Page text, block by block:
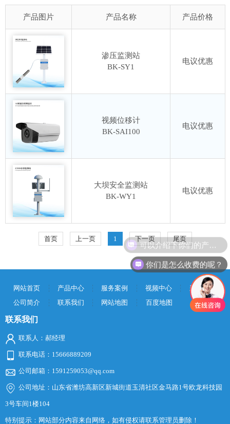
产品图片 产品名称 产品价格
渗压监测站
BK-SY1
电议优惠
视频位移计
BK-SAI100
电议优惠
大坝安全监测站
BK-WY1
电议优惠
首页 上一页 1 下一页 尾页
网站首页 产品中心 服务案例 视频中心
新闻中心
公司简介
联系我们 网站地图 百度地图
联系我们
联系人：郝经理
联系电话：15666889209
公司邮箱：1591259053@qq.com
公司地址：山东省潍坊高新区新城街道玉清社区金马路1号欧龙科技园
3号车间1楼104
特别提示：网站部分内容来自网络，如有侵权请联系管理员删除！
你们是怎么收费的呢？